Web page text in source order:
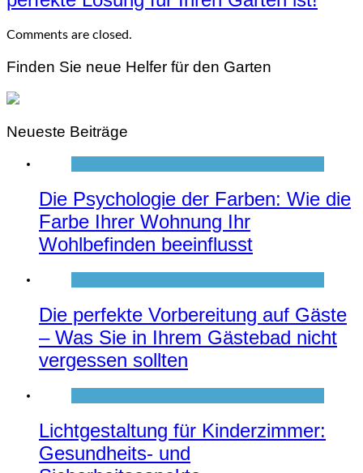
Comments are closed.
Finden Sie neue Helfer für den Garten
Neueste Beiträge
Die Psychologie der Farben: Wie die
Farbe Ihrer Wohnung Ihr
Wohlbefinden beeinflusst
Die perfekte Vorbereitung auf Gäste
– Was Sie in Ihrem Gästebad nicht
vergessen sollten
Lichtgestaltung für Kinderzimmer:
Gesundheits- und